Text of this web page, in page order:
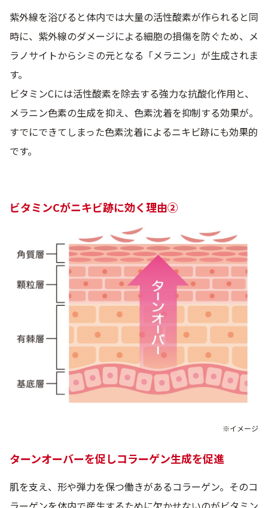
紫外線を浴びると体内では大量の活性酸素が作られると同
時に、紫外線のダメージによる細胞の損傷を防ぐため、メ
ラノサイトからシミの元となる「メラニン」が生成されま
す。
ビタミンCには活性酸素を除去する強力な抗酸化作用と、
メラニン色素の生成を抑え、色素沈着を抑制する効果が。
すでにできてしまった色素沈着によるニキビ跡にも効果的
です。
ビタミンCがニキビ跡に効く理由②
※イメージ
ターンオーバーを促しコラーゲン生成を促進
肌を支え、形や弾力を保つ働きがあるコラーゲン。そのコ